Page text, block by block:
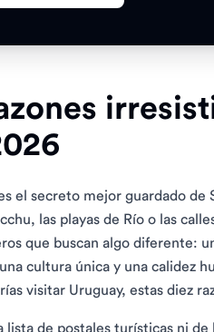
el secreto mejor guardado
las playas de Río o las
que buscan algo diferente:
cultura única y una calidez
visitar Uruguay, estas diez
lista de postales turísticas ni